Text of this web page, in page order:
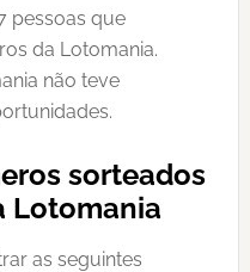
pessoas que
da Lotomania.
não teve
sorteados
Lotomania
as seguintes